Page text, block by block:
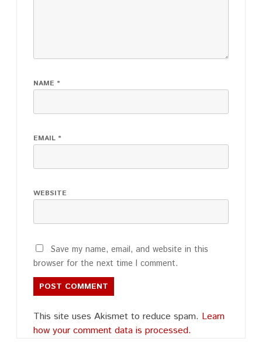
NAME *
EMAIL *
WEBSITE
Save my name, email, and website in this
browser for the next time I comment.
This site uses Akismet to reduce spam. Learn
how your comment data is processed.